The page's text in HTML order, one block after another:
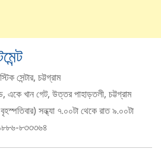
সেন্টার, চট্টগ্রাম
একে খান গেট, উত্তর পাহাড়তলী, চট্টগ্রাম
সন্ধ্যা ৭.০০টা থেকে রাত ৯.০০টা
৮৩৩৩৬৪